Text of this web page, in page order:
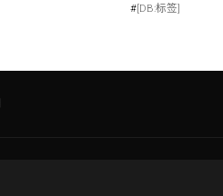
#[DB:标签]